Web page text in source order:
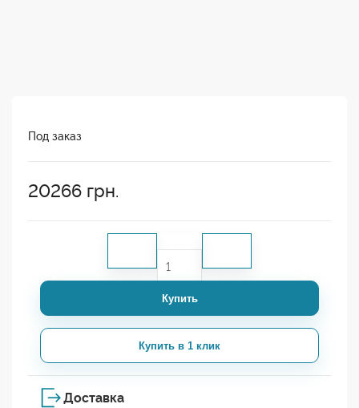
Под заказ
20266 грн.
Купить
Купить в 1 клик
Доставка